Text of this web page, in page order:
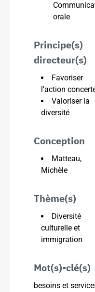
orale
Principe(s)
directeur(s)
Favoriser
l’action
Valoriser la
diversité
Conception
Matteau,
Michèle
Thème(s)
Diversité
culturelle et
immigration
Mot(s)-clé(s)
besoins et